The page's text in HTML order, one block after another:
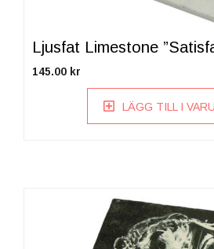
Ljusfat Limestone
145.00 kr
LÄGG TILL I